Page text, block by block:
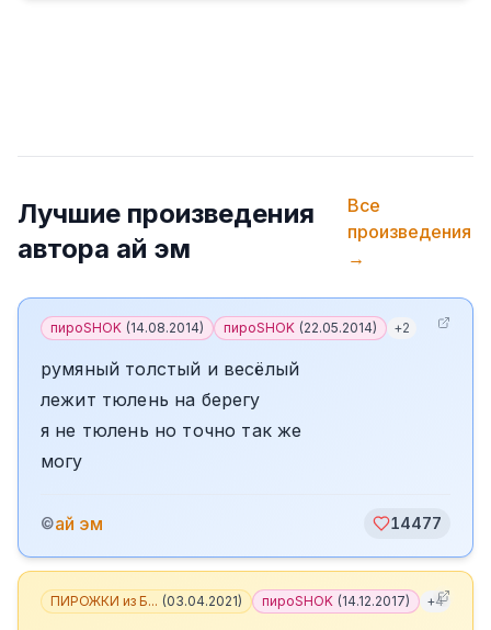
Лучшие произведения
автора ай эм
Все
произведения
→
пироSHOK (14.08.2014) пироSHOK (22.05.2014) +2
румяный толстый и весёлый
лежит тюлень на берегу
я не тюлень но точно так же
могу
©ай эм 14477
ПИРОЖКИ из Б... (03.04.2021) пироSHOK (14.12.2017) +4